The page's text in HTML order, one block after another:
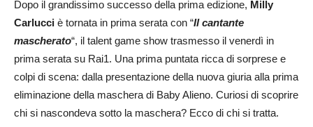
Dopo il grandissimo successo della prima edizione, Milly
Carlucci è tornata in prima serata con “Il cantante
mascherato“, il talent game show trasmesso il venerdì in
prima serata su Rai1. Una prima puntata ricca di sorprese e
colpi di scena: dalla presentazione della nuova giuria alla prima
eliminazione della maschera di Baby Alieno. Curiosi di scoprire
chi si nascondeva sotto la maschera? Ecco di chi si tratta.